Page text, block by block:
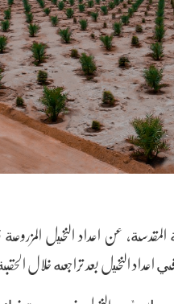
عن اعداد النخيل
النخيل بعد تراجعه خلال